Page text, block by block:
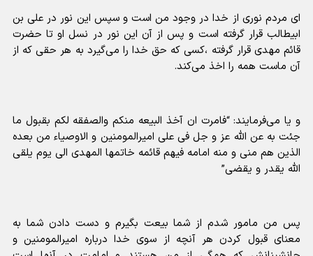
ای مردم نوری از خدا در وجود من است و سپس این نور در علی بن
ابیطالب قرار گرفته است و پس از آن این نور در نسل او تا حضرت
قائم مهدی قرار گرفته ،کسی که حق خدا را می‌گیرد به هر حقی که از
آن ماست همه را اخذ می‌کند.
و یا می‌فرمایند: “فامرت ان آخذ البیعه منکم والصفقه لکم بقبول ما
جئت به عن الله عز و جل فی علی امیرالمومنین و الاوصیاء من بعده
الذین هم منی و منه امامه فیهم قائمه خاتمها المهدی الی یوم یلقی
الله یقدر و یقضی”
پس من مامور شدم از شما بیعت بگیرم و دست دادن شما به
معنای قبول کردن هر آنچه از سوی خدا درباره امیرالمومنین و